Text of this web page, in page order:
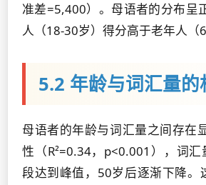
准差=5,400）。母语者的分布呈
人（18-30岁）得分高于老年人（
5.2 年龄与词汇量的
母语者的年龄与词汇量之间存在
性（R²=0.34，p<0.001），词
段达到峰值，50岁后逐渐下降。